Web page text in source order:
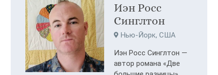
Иэн Росс
Синглтон
Нью-Йорк, США
Иэн Росс Синглтон —
автор романа «Две